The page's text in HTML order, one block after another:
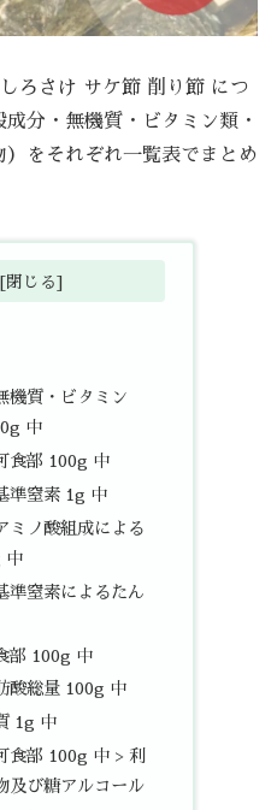
ろさけ サケ節 削り節 につ
分・無機質・ビタミン類・
をそれぞれ一覧表でまとめ
機質・ビタミン
中
食部 100g 中
準窒素 1g 中
ミノ酸組成による
中
準窒素によるたん
部 100g 中
酸総量 100g 中
1g 中
食部 100g 中 > 利
及び糖アルコール